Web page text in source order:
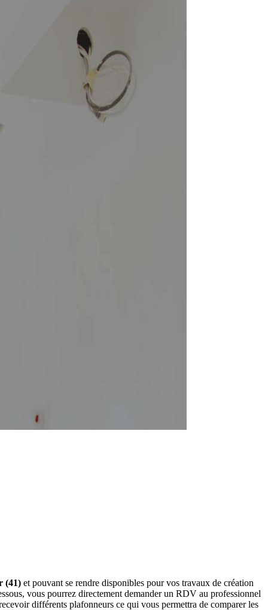
(41) et pouvant se rendre disponibles pour vos travaux de création
vous pourrez directement demander un RDV au professionnel
différents plafonneurs ce qui vous permettra de comparer les